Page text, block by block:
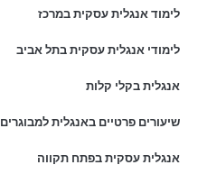
לימוד אנגלית עסקית במרכז
לימודי אנגלית עסקית בתל אביב
אנגלית בקלי קלות
שיעורים פרטיים באנגלית למבוגרים
אנגלית עסקית בפתח תקווה